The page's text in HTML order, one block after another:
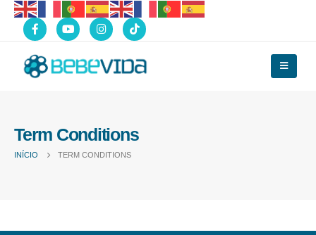
Term Conditions
INÍCIO TERM CONDITIONS